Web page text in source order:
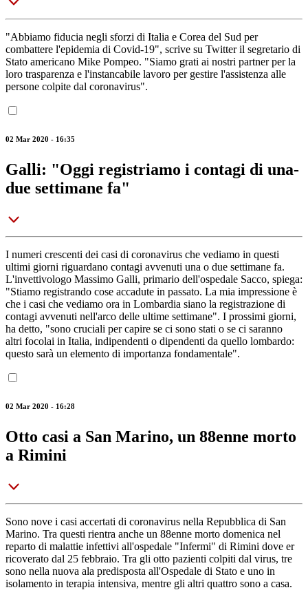
"Abbiamo fiducia negli sforzi di Italia e Corea del Sud per
combattere l'epidemia di Covid-19", scrive su Twitter il segretario di
Stato americano Mike Pompeo. "Siamo grati ai nostri partner per la
loro trasparenza e l'instancabile lavoro per gestire l'assistenza alle
persone colpite dal coronavirus".
02 Mar 2020 - 16:35
Galli: "Oggi registriamo i contagi di una-
due settimane fa"
I numeri crescenti dei casi di coronavirus che vediamo in questi
ultimi giorni riguardano contagi avvenuti una o due settimane fa.
L'invettivologo Massimo Galli, primario dell'ospedale Sacco, spiega:
"Stiamo registrando cose accadute in passato. La mia impressione è
che i casi che vediamo ora in Lombardia siano la registrazione di
contagi avvenuti nell'arco delle ultime settimane". I prossimi giorni,
ha detto, "sono cruciali per capire se ci sono stati o se ci saranno
altri focolai in Italia, indipendenti o dipendenti da quello lombardo:
questo sarà un elemento di importanza fondamentale".
02 Mar 2020 - 16:28
Otto casi a San Marino, un 88enne morto
a Rimini
Sono nove i casi accertati di coronavirus nella Repubblica di San
Marino. Tra questi rientra anche un 88enne morto domenica nel
reparto di malattie infettivi all'ospedale "Infermi" di Rimini dove er
ricoverato dal 25 febbraio. Tra gli otto pazienti colpiti dal virus, tre
sono nella nuova ala predisposta all'Ospedale di Stato e uno in
isolamento in terapia intensiva, mentre gli altri quattro sono a casa.